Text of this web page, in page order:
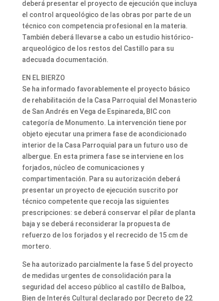
deberá presentar el proyecto de ejecución que incluya
el control arqueológico de las obras por parte de un
técnico con competencia profesional en la materia.
También deberá llevarse a cabo un estudio histórico-
arqueológico de los restos del Castillo para su
adecuada documentación.
EN EL BIERZO
Se ha informado favorablemente el proyecto básico
de rehabilitación de la Casa Parroquial del Monasterio
de San Andrés en Vega de Espinareda, BIC con
categoría de Monumento. La intervención tiene por
objeto ejecutar una primera fase de acondicionado
interior de la Casa Parroquial para un futuro uso de
albergue. En esta primera fase se interviene en los
forjados, núcleo de comunicaciones y
compartimentación. Para su autorización deberá
presentar un proyecto de ejecución suscrito por
técnico competente que recoja las siguientes
prescripciones: se deberá conservar el pilar de planta
baja y se deberá reconsiderar la propuesta de
refuerzo de los forjados y el recrecido de 15 cm de
mortero.
Se ha autorizado parcialmente la fase 5 del proyecto
de medidas urgentes de consolidación para la
seguridad del acceso público al castillo de Balboa,
Bien de Interés Cultural declarado por Decreto de 22